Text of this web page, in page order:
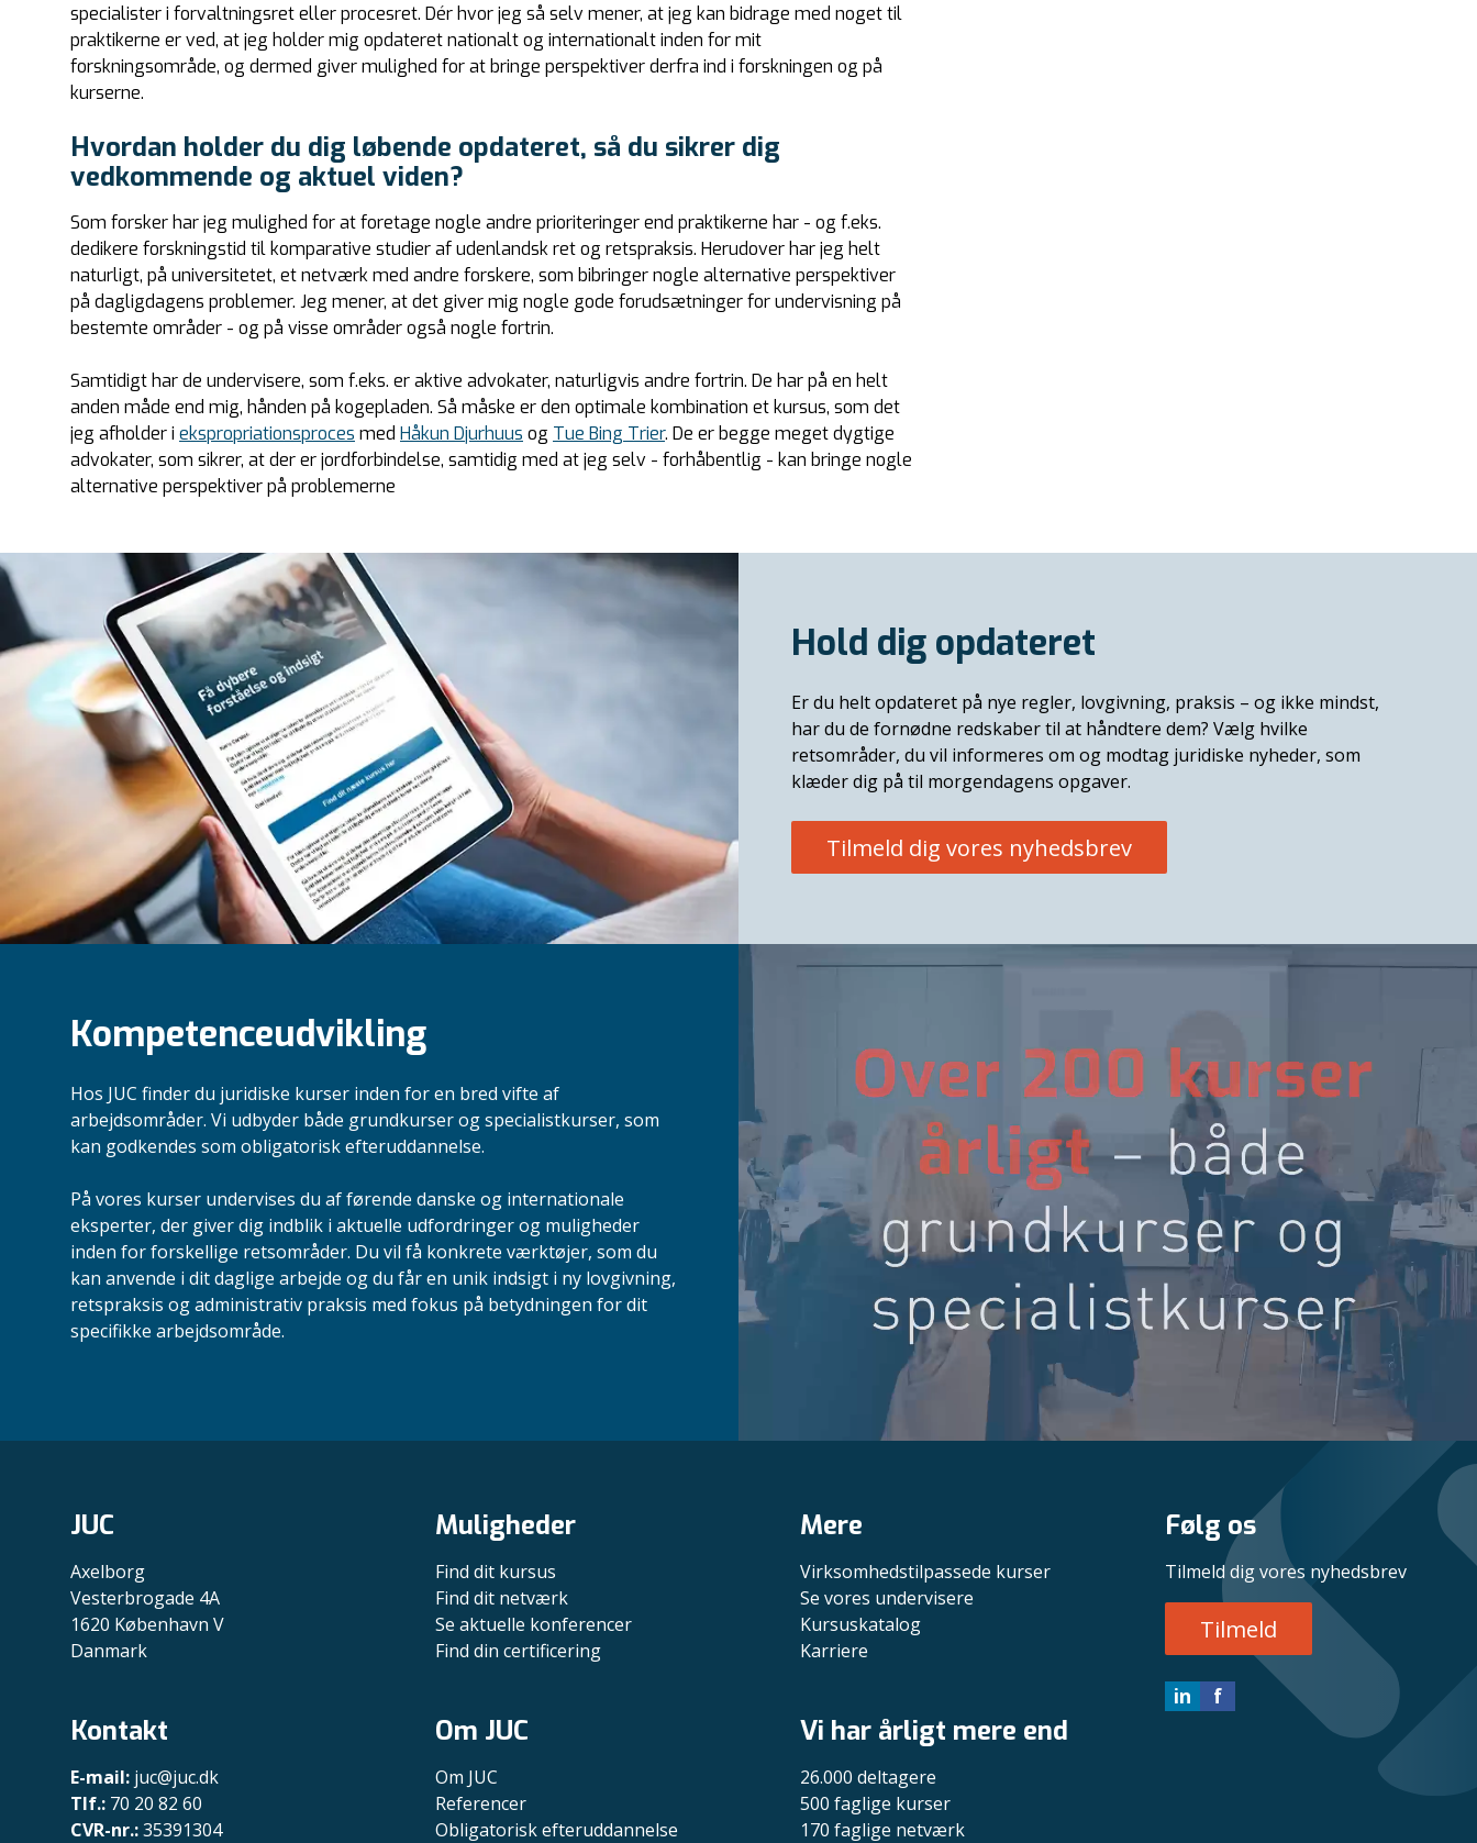
specialister i forvaltningsret eller procesret. Dér hvor jeg så selv mener, at jeg kan bidrage med noget til
praktikerne er ved, at jeg holder mig opdateret nationalt og internationalt inden for mit
forskningsområde, og dermed giver mulighed for at bringe perspektiver derfra ind i forskningen og på
kurserne.
Hvordan holder du dig løbende opdateret, så du sikrer dig
vedkommende og aktuel viden?
Som forsker har jeg mulighed for at foretage nogle andre prioriteringer end praktikerne har - og f.eks.
dedikere forskningstid til komparative studier af udenlandsk ret og retspraksis. Herudover har jeg helt
naturligt, på universitetet, et netværk med andre forskere, som bibringer nogle alternative perspektiver
på dagligdagens problemer. Jeg mener, at det giver mig nogle gode forudsætninger for undervisning på
bestemte områder - og på visse områder også nogle fortrin.
Samtidigt har de undervisere, som f.eks. er aktive advokater, naturligvis andre fortrin. De har på en helt
anden måde end mig, hånden på kogepladen. Så måske er den optimale kombination et kursus, som det
jeg afholder i ekspropriationsproces med Håkun Djurhuus og Tue Bing Trier. De er begge meget dygtige
advokater, som sikrer, at der er jordforbindelse, samtidig med at jeg selv - forhåbentlig - kan bringe nogle
alternative perspektiver på problemerne
Hold dig opdateret
Er du helt opdateret på nye regler, lovgivning, praksis – og ikke mindst,
har du de fornødne redskaber til at håndtere dem? Vælg hvilke
retsområder, du vil informeres om og modtag juridiske nyheder, som
klæder dig på til morgendagens opgaver.
Tilmeld dig vores nyhedsbrev
Kompetenceudvikling
Hos JUC finder du juridiske kurser inden for en bred vifte af
arbejdsområder. Vi udbyder både grundkurser og specialistkurser, som
kan godkendes som obligatorisk efteruddannelse.
På vores kurser undervises du af førende danske og internationale
eksperter, der giver dig indblik i aktuelle udfordringer og muligheder
inden for forskellige retsområder. Du vil få konkrete værktøjer, som du
kan anvende i dit daglige arbejde og du får en unik indsigt i ny lovgivning,
retspraksis og administrativ praksis med fokus på betydningen for dit
specifikke arbejdsområde.
JUC
Axelborg
Vesterbrogade 4A
1620 København V
Danmark
Muligheder
Find dit kursus
Find dit netværk
Se aktuelle konferencer
Find din certificering
Mere
Virksomhedstilpassede kurser
Se vores undervisere
Kursuskatalog
Karriere
Kontakt
E-mail: juc@juc.dk
Tlf.: 70 20 82 60
CVR-nr.:35391304
Om JUC
Om JUC
Referencer
Obligatorisk efteruddannelse
Vi har årligt mere end
26.000 deltagere
500 faglige kurser
170 faglige netværk
Følg os
Tilmeld dig vores nyhedsbrev
Tilmeld
in f